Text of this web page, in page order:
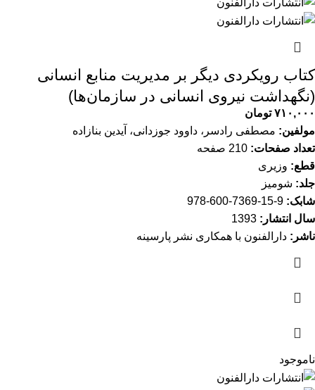
کتاب رویکردی دیگر بر مدیریت منابع انسانی
(نگهداشت نیروی انسانی در سازمان‌ها)
۷۱۰,۰۰۰ تومان
مولفین: مصطفی رادسر، داوود جوزدانی، آیدین بنازاده
تعداد صفحات:
قطع: وزیری
جلد: شومیز
شابک:
سال انتشار:
ناشر: دارالفنون با همکاری نشر پارسینه
ناموجود